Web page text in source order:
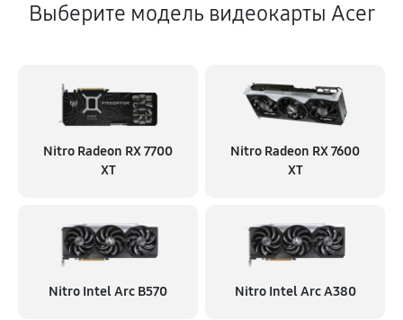
Выберите модель видеокарты Acer
Nitro Radeon RX 7700
XT
Nitro Radeon RX 7600
XT
Nitro Intel Arc B570 Nitro Intel Arc A380